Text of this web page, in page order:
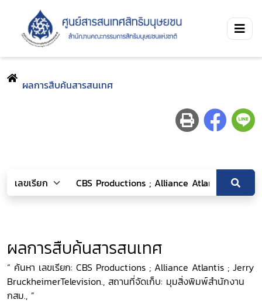
ผลการสืบค้นสารสนเทศ
ผลการสืบค้นสารสนเทศ
“ ค้นหา เลขเรียก: CBS Productions ; Alliance Atlantis ; Jerry
BruckheimerTelevision., สถานที่จัดเก็บ: มุมสิ่งพิมพ์สำนักงาน
กสม., ”